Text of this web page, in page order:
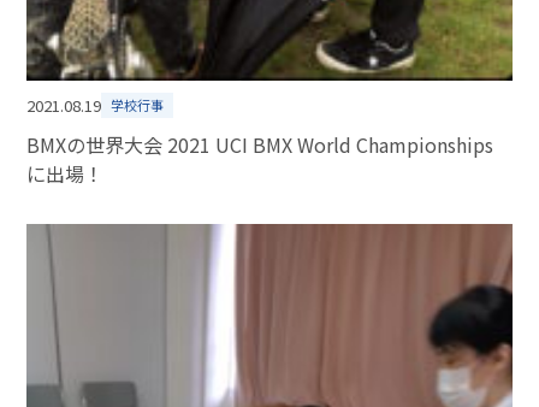
2021.08.19 学校行事
BMXの世界大会 2021 UCI BMX World Championships
に出場！